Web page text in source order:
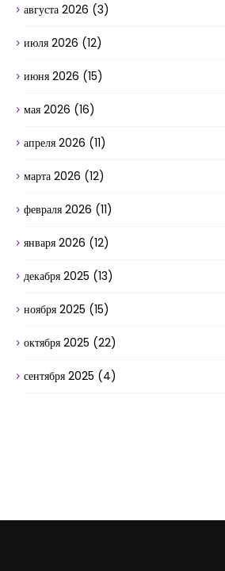
августа 2026 (3)
июля 2026 (12)
июня 2026 (15)
мая 2026 (16)
апреля 2026 (11)
марта 2026 (12)
февраля 2026 (11)
января 2026 (12)
декабря 2025 (13)
ноября 2025 (15)
октября 2025 (22)
сентября 2025 (4)